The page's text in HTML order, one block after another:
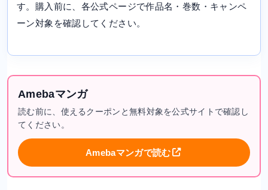
す。購入前に、各公式ページで作品名・巻数・キャンペ
ーン対象を確認してください。
Amebaマンガ
読む前に、使えるクーポンと無料対象を公式サイトで確認し
てください。
Amebaマンガで読む